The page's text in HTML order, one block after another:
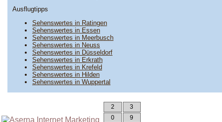
Ausflugtipps
Sehenswertes in Ratingen
Sehenswertes in Essen
Sehenswertes in Meerbusch
Sehenswertes in Neuss
Sehenswertes in Düsseldorf
Sehenswertes in Erkrath
Sehenswertes in Krefeld
Sehenswertes in Hilden
Sehenswertes in Wuppertal
2
3
0
9